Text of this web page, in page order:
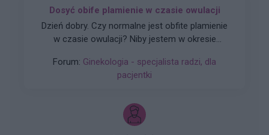
Dosyć obife plamienie w czasie owulacji
Dzień dobry. Czy normalne jest obfite plamienie
w czasie owulacji? Niby jestem w okresie
skrzep krwi i plamie cały czas świeżą krwią.
Czuję w macicy lekkie pieczenie i zastanawiam
Proszę o poradę na co zwrócić uwagę i czy jest
potrzeba jechacnia do lekarza. 25.05 miałam
Forum: Ginekologia - specjalista radzi, dla
pacjentki